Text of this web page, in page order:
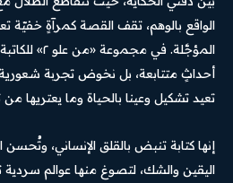
الواقع بالوهم، تقف القصة كمرآةٍ خفيّة
المؤجَّلة. في
أحداثٍ متتابعة، بل نخوض تجربة شعورية
تعيد تشكيل وعينا بالحياة وما يعتريها
إنها كتابة تنبض بالقلق الإنساني،
اليقين والشك، لتصوغ منها عوالم سردية